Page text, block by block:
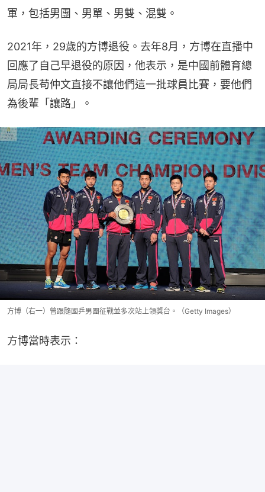
軍，包括男團、男單、男雙、混雙。
2021年，29歲的方博退役。去年8月，方博在直播中
回應了自己早退役的原因，他表示，是中國前體育總
局局長苟仲文直接不讓他們這一批球員比賽，要他們
為後輩「讓路」。
方博（右一）曾跟隨國乒男團征戰並多次站上領獎台。（Getty Images）
方博當時表示：